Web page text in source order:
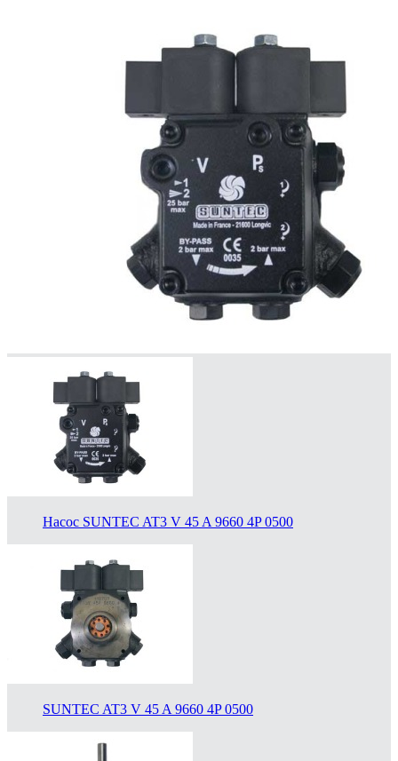
Насос SUNTEC AT3 V 45 A 9660 4P 0500
SUNTEC AT3 V 45 A 9660 4P 0500